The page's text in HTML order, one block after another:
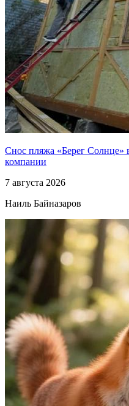
Снос пляжа «Берег Солнце»
компании
7 августа 2026
Наиль Байназаров